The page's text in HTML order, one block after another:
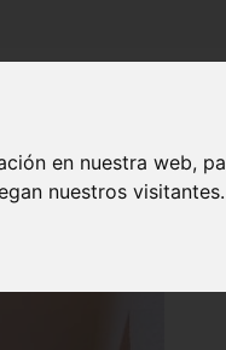
en nuestra web,
nuestros visitantes.